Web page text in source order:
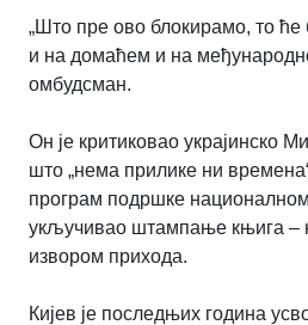
„Што пре ово блокирамо, то ће
и на домаћем и на
омбудсман.
Он је критиковао украјинско
што „нема прилике ни
програм подршке националном
укључивао штампање књига –
извором прихода.
Кијев је последњих година